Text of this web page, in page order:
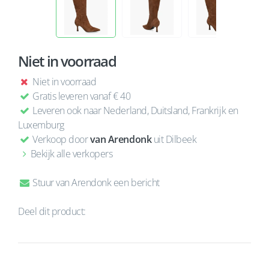
Niet in voorraad
Niet in voorraad
Gratis leveren vanaf € 40
Leveren ook naar Nederland, Duitsland, Frankrijk en
Luxemburg
Verkoop doorvan Arendonkuit Dilbeek
Bekijk alle verkopers
Stuur van Arendonk een bericht
Deel dit product: